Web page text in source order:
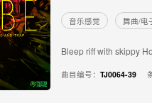
音乐感觉 舞曲/电
Bleep riff with skippy
曲目编号： TJ0064-39